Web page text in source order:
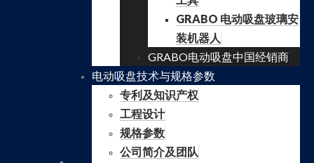
GRABO 电动吸盘玻璃安
装机器人
GRABO电动吸盘中国经销商
电动吸盘技术与规格参数
专利及知识产权
工程设计
规格参数
公司简介及团队